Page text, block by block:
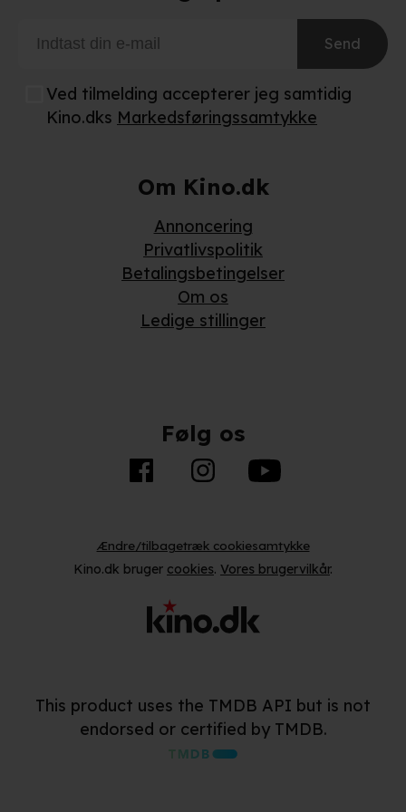
Send
Ved tilmelding accepterer jeg samtidig
Kino.dks Markedsføringssamtykke
Om Kino.dk
Annoncering
Privatlivspolitik
Betalingsbetingelser
Om os
Ledige stillinger
Følg os
Ændre/tilbagetræk cookiesamtykke
Kino.dk bruger cookies. Vores brugervilkår.
This product uses the TMDB API but is not
endorsed or certified by TMDB.